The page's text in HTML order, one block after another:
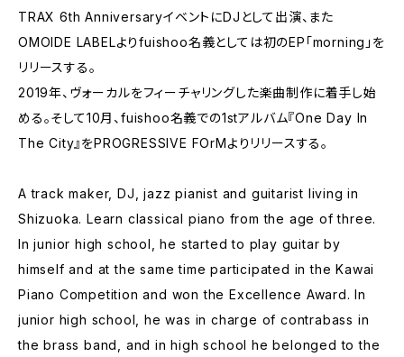
TRAX 6th AnniversaryイベントにDJとして出演、また
OMOIDE LABELよりfuishoo名義としては初のEP「morning」を
リリースする。
2019年、ヴォーカルをフィーチャリングした楽曲制作に着手し始
める。そして10月、fuishoo名義での1stアルバム『One Day In
The City』をPROGRESSIVE FOrMよりリリースする。
A track maker, DJ, jazz pianist and guitarist living in
Shizuoka. Learn classical piano from the age of three.
In junior high school, he started to play guitar by
himself and at the same time participated in the Kawai
Piano Competition and won the Excellence Award. In
junior high school, he was in charge of contrabass in
the brass band, and in high school he belonged to the